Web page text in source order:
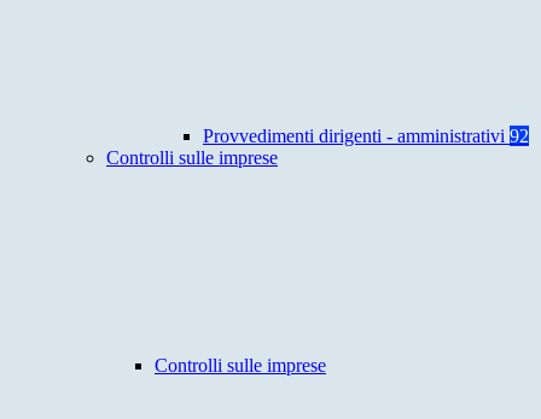
Provvedimenti dirigenti - amministrativi 92
Controlli sulle imprese
Controlli sulle imprese